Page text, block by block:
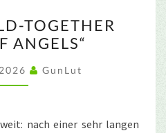
BUILD-
TOGETHER
„CITY
OF
TOGETHER
ANGELS“
GunLut
nach einer sehr langen